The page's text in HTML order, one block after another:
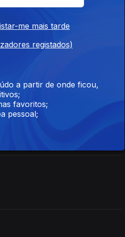
me mais tarde
registados)
a partir de onde ficou,
favoritos;
pessoal;